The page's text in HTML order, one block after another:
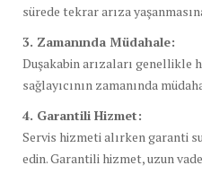
sürede tekrar arıza
3. Zamanında Müdahale:
Duşakabin arızaları genellikle
sağlayıcının zamanında
4. Garantili Hizmet:
Servis hizmeti alırken garanti
edin. Garantili hizmet, uzun